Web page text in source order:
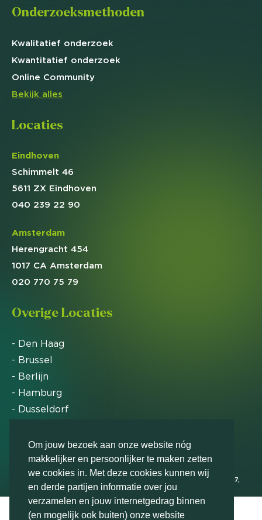
Om jouw bezoek aan onze website nóg
makkelijker en persoonlijker te maken zetten
we cookies in. Met deze cookies kunnen wij
en derde partijen informatie over jou
verzamelen en jouw internetgedrag binnen
(en mogelijk ook buiten) onze website
Onderzoeksmethoden
Kwalitatief onderzoek
Kwantitatief onderzoek
Online Community
Bekijk alles
Locaties
Eindhoven
Schimmelt 46
5611 ZX Eindhoven
040 239 22 90
Amsterdam
Herengracht 454
1017 CA Amsterdam
020 770 75 79
Overige Locaties
- Den Haag
- Brussel
- Berlijn
- Hamburg
- Dusseldorf
Markteffect is door het Financieele Dagblad
uitgeroepen tot FD Gazelle in 2012, 2015, 2016, 2017,
2018, 2019, 2020, 2021, 2022, 2023, 2024 en 2025